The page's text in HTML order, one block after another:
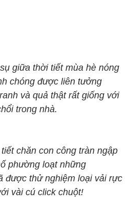
giữa thời tiết mùa hè nóng
chóng được liên tưởng
và quả thật rất giống với
trong nhà.
chăn con công tràn ngập
phường loạt những
được thử nghiệm loại vải rực
vài cú click chuột!